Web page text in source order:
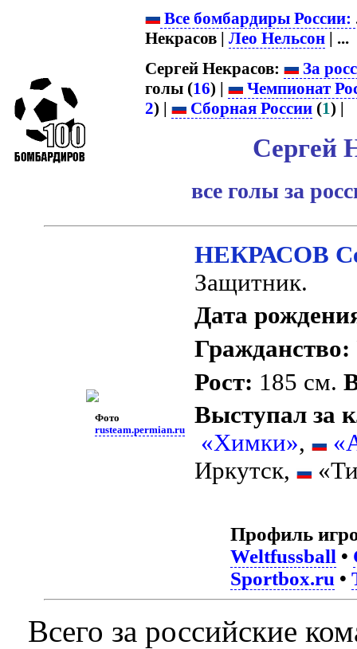
Все бомбардиры России:
Некрасов | Лео Нельсон | ...
Сергей Некрасов:
За
голы (16) |
Чемпионат
2) | Сборная России (1) |
Сергей
все голы за
Фото
rusteam.permian.ru
НЕКРАСОВ
Защитник.
Дата
Гражданство:
Рост: 185 см.
Выступал за
«Химки»,
Иркутск,
Профиль
Weltfussball •
Sportbox.ru •
Всего за российские